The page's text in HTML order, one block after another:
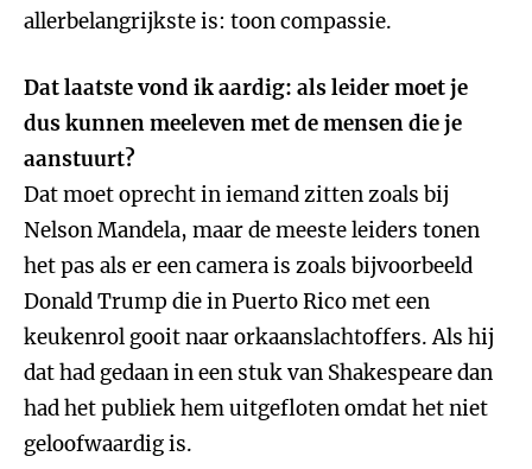
allerbelangrijkste is: toon compassie.
Dat laatste vond ik aardig: als leider moet je
dus kunnen meeleven met de mensen die je
aanstuurt?
Dat moet oprecht in iemand zitten zoals bij
Nelson Mandela, maar de meeste leiders tonen
het pas als er een camera is zoals bijvoorbeeld
Donald Trump die in Puerto Rico met een
keukenrol gooit naar orkaanslachtoffers. Als hij
dat had gedaan in een stuk van Shakespeare dan
had het publiek hem uitgefloten omdat het niet
geloofwaardig is.